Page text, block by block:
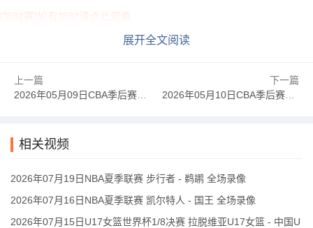
[加时赛]如有加时请点此观看
展开全文阅读
上一篇
2026年05月09日CBA季后赛1/4决赛G2 广东 - 北京 全场录像
下一篇
2026年05月10日CBA季后赛1/4决赛G2 浙江 - 深圳 全场录像
相关视频
2026年07月19日NBA夏季联赛 步行者 - 鹈鹕 全场录像
2026年07月16日NBA夏季联赛 凯尔特人 - 国王 全场录像
2026年07月15日U17女篮世界杯1/8决赛 拉脱维亚U17女篮 - 中国U